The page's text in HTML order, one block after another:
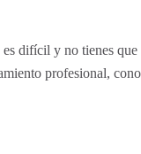
difícil y no tienes que
profesional,